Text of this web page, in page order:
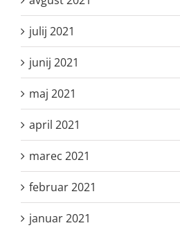
julij 2021
junij 2021
maj 2021
april 2021
marec 2021
februar 2021
januar 2021